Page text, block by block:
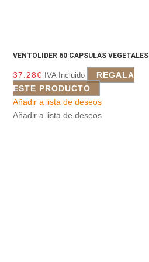
VENTOLIDER 60 CAPSULAS VEGETALES
37.28€ IVA Incluido
REGALA
ESTE PRODUCTO
Añadir a lista de deseos
Añadir a lista de deseos